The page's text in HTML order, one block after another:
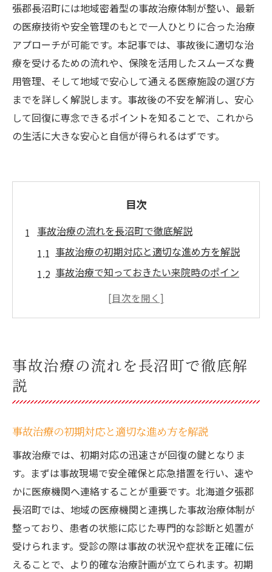
張郡長沼町には地域密着型の事故治療体制が整い、最新
の医療技術や安全管理のもとで一人ひとりに合った治療
アプローチが可能です。本記事では、事故後に適切な治
療を受けるための流れや、保険を活用したスムーズな費
用管理、そして地域で安心して通える医療施設の選び方
までを詳しく解説します。事故後の不安を解消し、安心
して回復に専念できるポイントを知ることで、これから
の生活に大きな安心と自信が得られるはずです。
目次
事故治療の流れを長沼町で徹底解説
事故治療の初期対応と適切な進め方を解説
事故治療で知っておきたい来院時のポイン
事故治療後の生活で気をつけるべき管理法
事故治療と地域支援の連携による安心感
地域密着型事故治療のメリットと強み
事故治療で実感できるきめ細やかな対応
事故治療の相談しやすさと身近なサポート
地域密着型事故治療施設の選び方ポイント
安心して治療を受けたい方への管理ポイント
事故治療の安全管理で重要なチェック項目
事故治療の流れを長沼町で徹底解
説
事故治療の初期対応と適切な進め方を解説
事故治療では、初期対応の迅速さが回復の鍵となりま
す。まずは事故現場で安全確保と応急措置を行い、速や
かに医療機関へ連絡することが重要です。北海道夕張郡
長沼町では、地域の医療機関と連携した事故治療体制が
整っており、患者の状態に応じた専門的な診断と処置が
受けられます。受診の際は事故の状況や症状を正確に伝
えることで、より的確な治療計画が立てられます。初期